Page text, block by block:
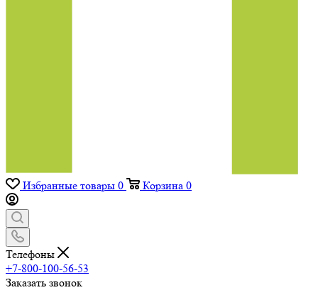
Избранные товары 0 Корзина 0
Телефоны
+7-800-100-56-53
Заказать звонок